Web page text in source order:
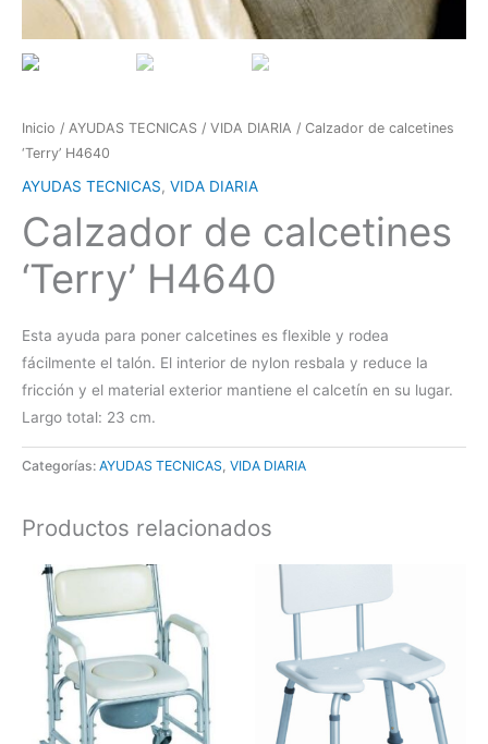
Inicio / AYUDAS TECNICAS / VIDA DIARIA / Calzador de calcetines
‘Terry’ H4640
AYUDAS TECNICAS, VIDA DIARIA
Calzador de calcetines
‘Terry’ H4640
Esta ayuda para poner calcetines es flexible y rodea
fácilmente el talón. El interior de nylon resbala y reduce la
fricción y el material exterior mantiene el calcetín en su lugar.
Largo total: 23 cm.
Categorías: AYUDAS TECNICAS VIDA DIARIA
Productos relacionados